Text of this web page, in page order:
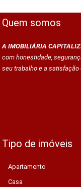
Quem somos
A IMOBILIÁRIA
com honestidade,
seu trabalho e a satisfação
Tipo de imóveis
Apartamento
Casa